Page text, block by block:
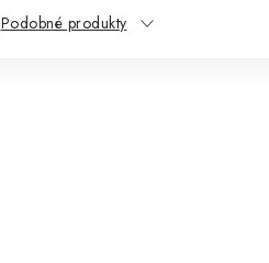
Podobné produkty